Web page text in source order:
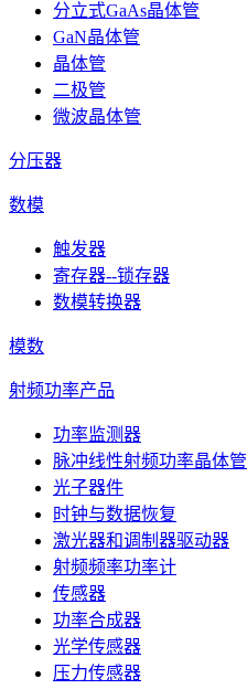
分立式GaAs晶体管
GaN晶体管
晶体管
二极管
微波晶体管
分压器
数模
触发器
寄存器--锁存器
数模转换器
模数
射频功率产品
功率监测器
脉冲线性射频功率晶体管
光子器件
时钟与数据恢复
激光器和调制器驱动器
射频频率功率计
传感器
功率合成器
光学传感器
压力传感器